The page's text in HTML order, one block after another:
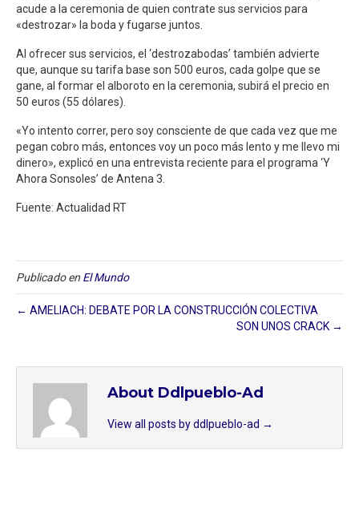
acude a la ceremonia de quien contrate sus servicios para
«destrozar» la boda y fugarse juntos.
Al ofrecer sus servicios, el ‘destrozabodas’ también advierte
que, aunque su tarifa base son 500 euros, cada golpe que se
gane, al formar el alboroto en la ceremonia, subirá el precio en
50 euros (55 dólares).
«Yo intento correr, pero soy consciente de que cada vez que me
pegan cobro más, entonces voy un poco más lento y me llevo mi
dinero», explicó en una entrevista reciente para el programa ‘Y
Ahora Sonsoles’ de Antena 3.
Fuente: Actualidad RT
Publicado en El Mundo
← AMELIACH: DEBATE POR LA CONSTRUCCIÓN COLECTIVA
SON UNOS CRACK →
About Ddlpueblo-Ad
View all posts by ddlpueblo-ad →